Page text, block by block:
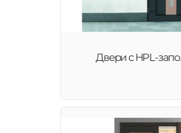
Двери с HPL-